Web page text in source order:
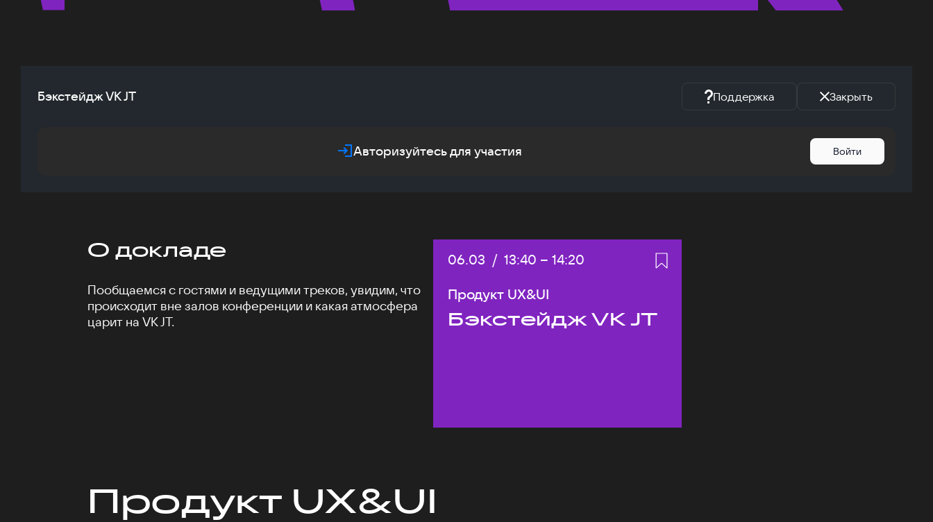
Бэкстейдж VK JT Поддержка Закрыть
Авторизуйтесь для участия Войти
О докладе
Пообщаемся с гостями и ведущими треков, увидим, что
происходит вне залов конференции и какая атмосфера
царит на VK JT.
Дата:
06.03 / Начало:
13:40 – Конец:
14:20
Продукт UX&UI
Бэкстейдж VK JT
Продукт UX&UI